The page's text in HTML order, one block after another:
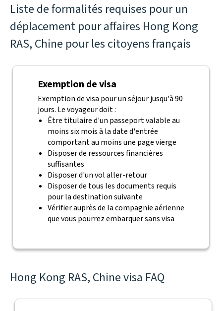
Liste de formalités requises pour un
déplacement pour affaires Hong Kong
RAS, Chine pour les citoyens français
Exemption de visa
Exemption de visa pour un séjour jusqu'à 90
jours. Le voyageur doit :
Être titulaire d'un passeport valable au
moins six mois à la date d'entrée
comportant au moins une page vierge
Disposer de ressources financières
suffisantes
Disposer d'un vol aller-retour
Disposer de tous les documents requis
pour la destination suivante
Vérifier auprès de la compagnie aérienne
que vous pourrez embarquer sans visa
Hong Kong RAS, Chine visa FAQ